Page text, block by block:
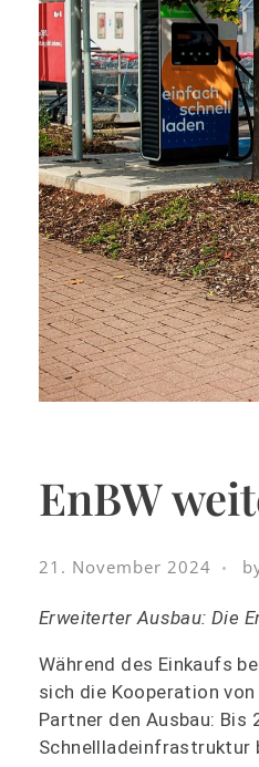
EnBW
21. November 2024
Erweiterter Ausbau: Die
Während des Einkaufs
sich die Kooperation von
Partner den Ausbau: Bis
Schnellladeinfrastruktur